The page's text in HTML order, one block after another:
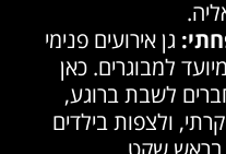
גן אירועים פנימי
למבוגרים. כאן
לשבת ברוגע,
ולצפות בילדים